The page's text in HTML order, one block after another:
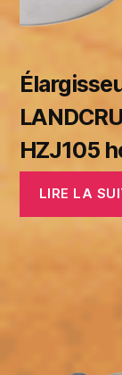
HZJ105
LIRE LA